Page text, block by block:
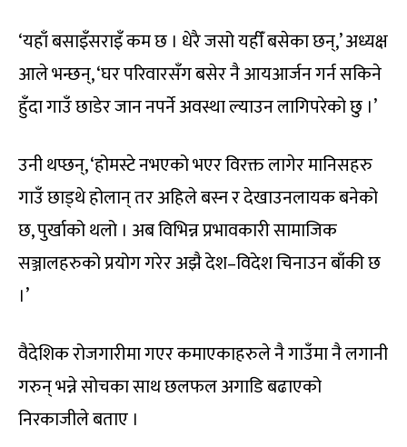
‘यहाँ बसाइँसराइँ कम छ । धेरै जसो यहीँ बसेका छन्,’ अध्यक्ष
आले भन्छन्, ‘घर परिवारसँग बसेर नै आयआर्जन गर्न सकिने
हुँदा गाउँ छाडेर जान नपर्ने अवस्था ल्याउन लागिपरेको छु ।’
उनी थप्छन्, ‘होमस्टे नभएको भएर विरक्त लागेर मानिसहरु
गाउँ छाड्थे होलान् तर अहिले बस्न र देखाउनलायक बनेको
छ, पुर्खाको थलो । अब विभिन्न प्रभावकारी सामाजिक
सञ्जालहरुको प्रयोग गरेर अझै देश–विदेश चिनाउन बाँकी छ
।’
वैदेशिक रोजगारीमा गएर कमाएकाहरुले नै गाउँमा नै लगानी
गरुन् भन्ने सोचका साथ छलफल अगाडि बढाएको
निरकाजीले बताए ।